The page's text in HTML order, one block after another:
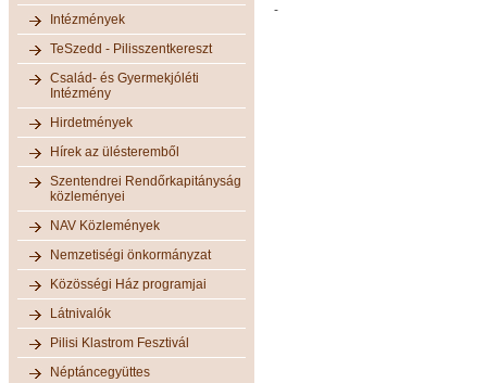
Intézmények
TeSzedd - Pilisszentkereszt
Család- és Gyermekjóléti
Intézmény
Hirdetmények
Hírek az ülésteremből
Szentendrei Rendőrkapitányság
közleményei
NAV Közlemények
Nemzetiségi önkormányzat
Közösségi Ház programjai
Látnivalók
Pilisi Klastrom Fesztivál
Néptáncegyüttes
-